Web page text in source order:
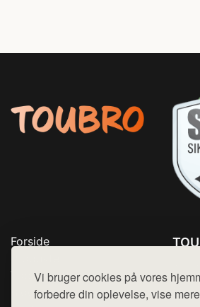
Vi bruger cookies på vores
forbedre din oplevelse, vise
Forside
Top Rabatter
Blog
Mail: